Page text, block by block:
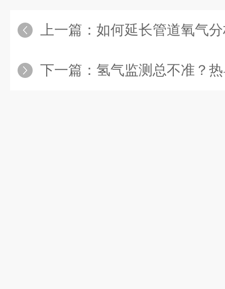
上一篇： 如何延长管道氧气分析
下一篇： 氢气监测总不准？热导式氢气分析